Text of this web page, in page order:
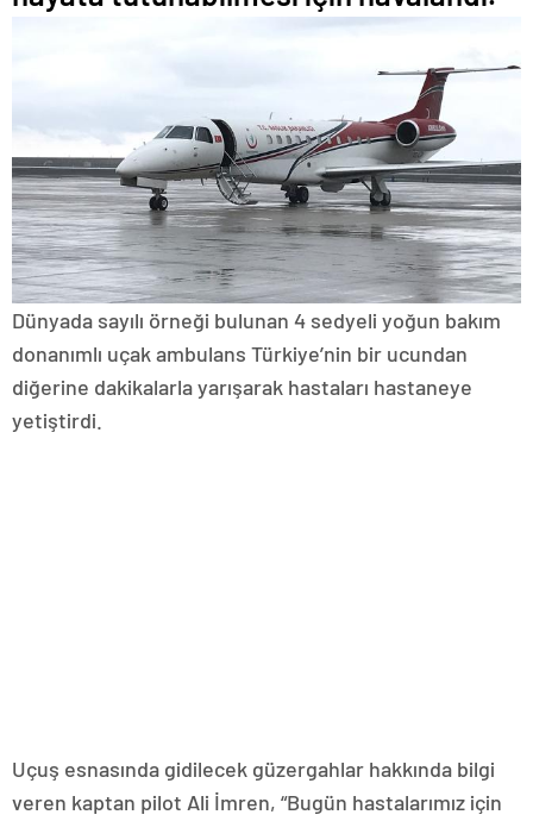
Dünyada sayılı örneği bulunan 4 sedyeli yoğun bakım
donanımlı uçak ambulans Türkiye’nin bir ucundan
diğerine dakikalarla yarışarak hastaları hastaneye
yetiştirdi.
Uçuş esnasında gidilecek güzergahlar hakkında bilgi
veren kaptan pilot Ali İmren, “Bugün hastalarımız için